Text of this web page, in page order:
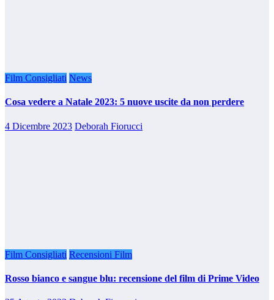
Film Consigliati News
Cosa vedere a Natale 2023: 5 nuove uscite da non perdere
4 Dicembre 2023 Deborah Fiorucci
Film Consigliati Recensioni Film
Rosso bianco e sangue blu: recensione del film di Prime Video